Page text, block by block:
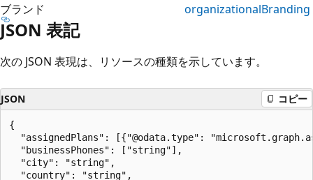
ブランド organizationalBranding
JSON 表記
次の JSON 表現は、リソースの種類を示しています。
JSON コピー
{
"assignedPlans": [{"@odata.type":
  "businessPhones": ["string"],
  "city": "string",
  "country": "string",